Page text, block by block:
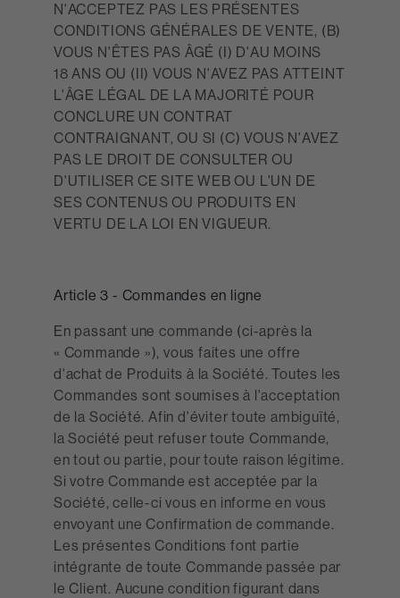
N'ACCEPTEZ PAS LES PRÉSENTES
CONDITIONS GÉNÉRALES DE VENTE, (B)
VOUS N'ÊTES PAS ÂGÉ (I) D'AU MOINS
18 ANS OU (II) VOUS N'AVEZ PAS ATTEINT
L'ÂGE LÉGAL DE LA MAJORITÉ POUR
CONCLURE UN CONTRAT
CONTRAIGNANT, OU SI (C) VOUS N'AVEZ
PAS LE DROIT DE CONSULTER OU
D'UTILISER CE SITE WEB OU L'UN DE
SES CONTENUS OU PRODUITS EN
VERTU DE LA LOI EN VIGUEUR.
Article 3 - Commandes en ligne
En passant une commande (ci-après la
« Commande »), vous faites une offre
d'achat de Produits à la Société. Toutes les
Commandes sont soumises à l'acceptation
de la Société. Afin d'éviter toute ambiguïté,
la Société peut refuser toute Commande,
en tout ou partie, pour toute raison légitime.
Si votre Commande est acceptée par la
Société, celle-ci vous en informe en vous
envoyant une Confirmation de commande.
Les présentes Conditions font partie
intégrante de toute Commande passée par
le Client. Aucune condition figurant dans